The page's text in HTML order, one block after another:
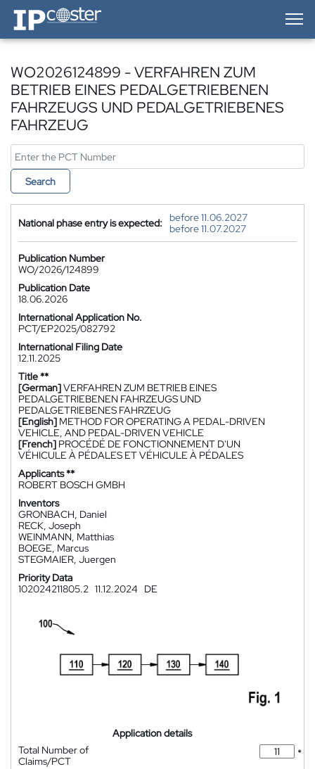
IP-Coster — Home
WO2026124899 - VERFAHREN ZUM
BETRIEB EINES PEDALGETRIEBENEN
FAHRZEUGS UND PEDALGETRIEBENES
FAHRZEUG
Search
National phase entry is expected:
before 11.06.2027
before 11.07.2027
Publication Number
WO/2026/124899
Publication Date
18.06.2026
International Application No.
PCT/EP2025/082792
International Filing Date
12.11.2025
Title **
[German]VERFAHREN ZUM BETRIEB EINES
PEDALGETRIEBENEN FAHRZEUGS UND
PEDALGETRIEBENES FAHRZEUG
[English] METHOD FOR OPERATING A PEDAL-DRIVEN
VEHICLE, AND PEDAL-DRIVEN VEHICLE
[French] PROCÉDÉ DE FONCTIONNEMENT D'UN
VÉHICULE À PÉDALES ET VÉHICULE À PÉDALES
Applicants **
ROBERT BOSCH GMBH
Inventors
GRONBACH, Daniel
RECK, Joseph
WEINMANN, Matthias
BOEGE, Marcus
STEGMAIER, Juergen
Priority Data
102024211805.2 11.12.2024 DE
Application details
Total Number of
Claims/PCT
*